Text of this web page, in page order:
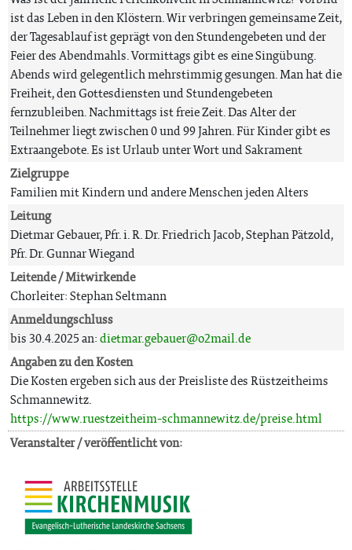
ist das Leben in den Klöstern. Wir verbringen gemeinsame Zeit,
der Tagesablauf ist geprägt von den Stundengebeten und der
Feier des Abendmahls. Vormittags gibt es eine Singübung.
Abends wird gelegentlich mehrstimmig gesungen. Man hat die
Freiheit, den Gottesdiensten und Stundengebeten
fernzubleiben. Nachmittags ist freie Zeit. Das Alter der
Teilnehmer liegt zwischen 0 und 99 Jahren. Für Kinder gibt es
Extraangebote. Es ist Urlaub unter Wort und Sakrament
Zielgruppe
Familien mit Kindern und andere Menschen jeden Alters
Leitung
Dietmar Gebauer, Pfr. i. R. Dr. Friedrich Jacob, Stephan Pätzold,
Pfr. Dr. Gunnar Wiegand
Leitende / Mitwirkende
Chorleiter: Stephan Seltmann
Anmeldungschluss
bis 30.4.2025 an:dietmar.gebauer@o2mail.de
Angaben zu den Kosten
Die Kosten ergeben sich aus der Preisliste des Rüstzeitheims
Schmannewitz.
https://www.ruestzeitheim-schmannewitz.de/preise.html
Veranstalter / veröffentlicht von: